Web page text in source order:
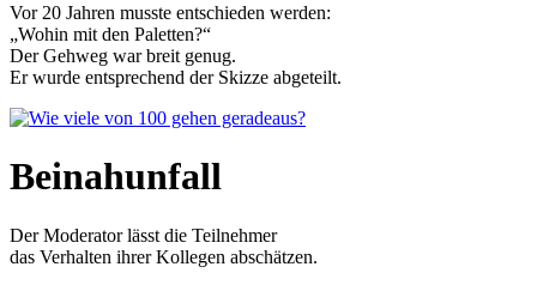
Vor 20 Jahren musste entschieden werden:
„Wohin mit den Paletten?“
Der Gehweg war breit genug.
Er wurde entsprechend der Skizze abgeteilt.
Beinahunfall
Der Moderator lässt die Teilnehmer
das Verhalten ihrer Kollegen abschätzen.